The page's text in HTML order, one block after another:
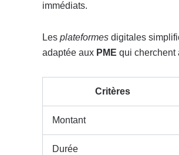
immédiats.
Les plateformes digitales
adaptée aux PME qui cherchent
Critères
Montant
Durée